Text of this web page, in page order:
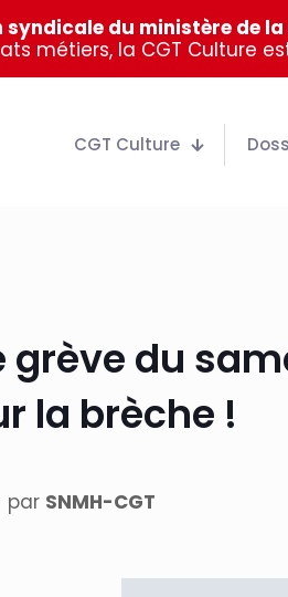
du ministère de
métiers, la CGT Culture
CGT Culture
grève du
la brèche !
par SNMH-CGT